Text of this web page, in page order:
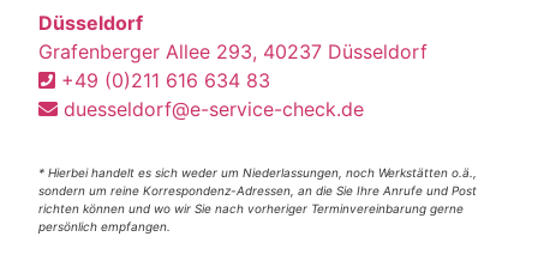
Düsseldorf
Grafenberger Allee 293, 40237 Düsseldorf
+49 (0)211 616 634 83
duesseldorf@e-service-check.de
* Hierbei handelt es sich weder um Niederlassungen, noch Werkstätten o.ä.,
sondern um reine Korrespondenz-Adressen, an die Sie Ihre Anrufe und Post
richten können und wo wir Sie nach vorheriger Terminvereinbarung gerne
persönlich empfangen.